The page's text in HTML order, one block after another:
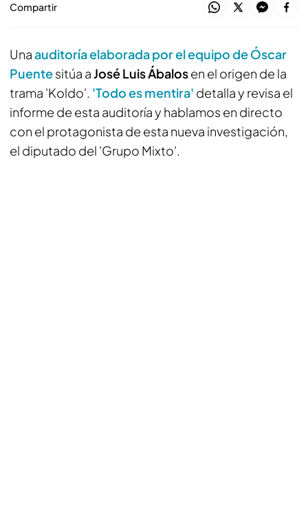
Compartir
Unaauditoría elaborada por el equipo de Óscar
Puentesitúa aJosé Luis Ábalosen el origen de la
trama 'Koldo'. 'Todo es mentira' detalla y revisa el
informe de esta auditoría y hablamos en directo
con el protagonista de esta nueva investigación,
el diputado del 'Grupo Mixto'.